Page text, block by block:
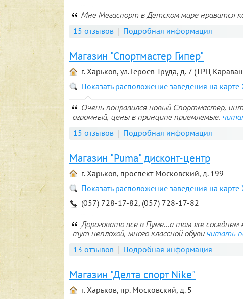
Мне Мегаспорт в Детском мире нравится
15 отзывов Подробная информация
Магазин "Спортмастер Гипер"
г. Харьков, ул. Героев Труда, д. 7 (ТРЦ
Показать расположение заведения на карте
Очень понравился новый Спортмастер,
огромный, цены в принципе приемлемые.
15 отзывов Подробная информация
Магазин "Puma" дисконт-центр
г. Харьков, проспект Московский, д. 199
Показать расположение заведения на карте
(057) 728-17-82, (057) 728-17-82
Дороговато все в Пуме...а том же
тут неплохой, много классной обуви читать
13 отзывов Подробная информация
Магазин "Делта спорт Nike"
г. Харьков, пр. Московский, д. 5